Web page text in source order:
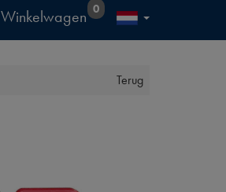
Winkelwagen 0
Terug